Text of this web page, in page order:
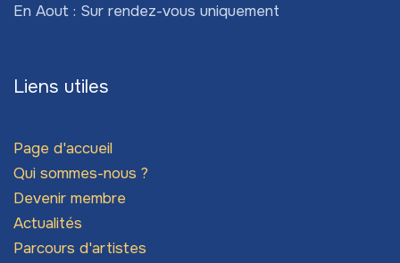
En Aout : Sur rendez-vous uniquement
Liens utiles
Page d'accueil
Qui sommes-nous ?
Devenir membre
Actualités
Parcours d'artistes